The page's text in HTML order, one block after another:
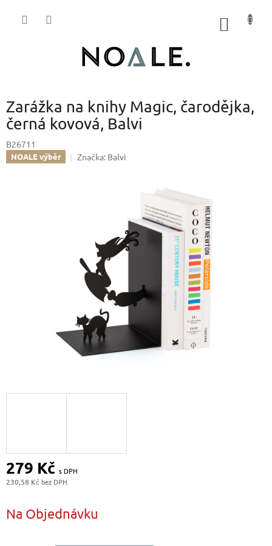
Zarážka na knihy Magic, čarodějka,
černá kovová, Balvi
B26711
NOALE výběr Značka: Balvi
279 Kč
230,58 Kč
cena:
Na Objednávku